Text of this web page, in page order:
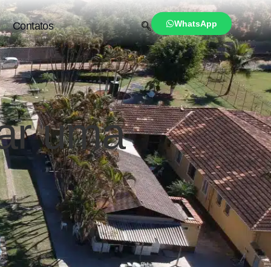
Contatos WhatsApp
uma